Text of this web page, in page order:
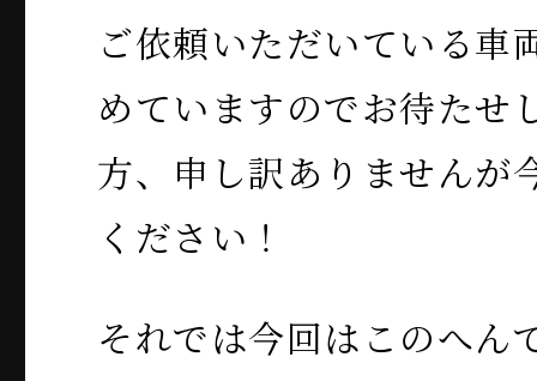
ご依頼いただいている車
めていますのでお待たせ
方、申し訳ありませんが
ください！
それでは今回はこのへん